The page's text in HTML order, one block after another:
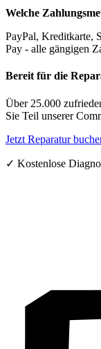
Welche
PayPal, Kreditkarte,
Pay - alle gängigen
Bereit für die
Über 25.000
Sie Teil unserer
Jetzt Reparatur
✓ Kostenlose